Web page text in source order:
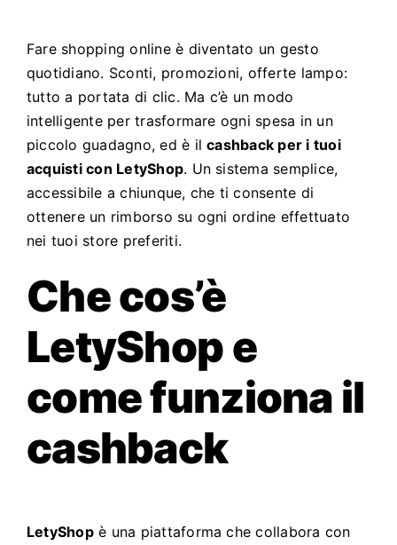
Fare shopping online è diventato un gesto
quotidiano. Sconti, promozioni, offerte lampo:
tutto a portata di clic. Ma c’è un modo
intelligente per trasformare ogni spesa in un
piccolo guadagno, ed è ilcashback per i tuoi
acquisti con LetyShop. Un sistema semplice,
accessibile a chiunque, che ti consente di
ottenere un rimborso su ogni ordine effettuato
nei tuoi store preferiti.
Che cos’è
LetyShop e
come funziona il
cashback
LetyShopè una piattaforma che collabora con